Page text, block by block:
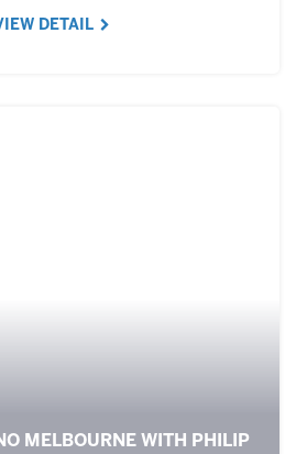
DETAIL
MELBOURNE WITH PHILIP